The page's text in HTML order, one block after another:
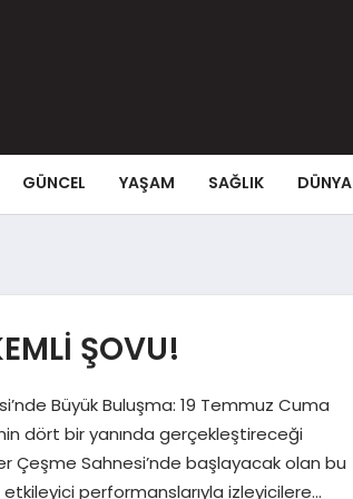
GÜNCEL YAŞAM SAĞLIK DÜNYA
ŞOVU!
Büyük Buluşma: 19 Temmuz Cuma
dört bir yanında gerçekleştireceği
Çeşme Sahnesi’nde başlayacak olan bu
performanslarıyla izleyicilere…